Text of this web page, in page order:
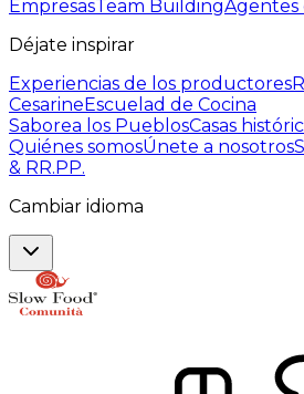
Empresas Team BuildingAgentes
Déjate inspirar
Experiencias de los productores
CesarineEscuelad de Cocina
Saborea los PueblosCasas
Quiénes somosÚnete a nosotros
& RR.PP.
Cambiar idioma